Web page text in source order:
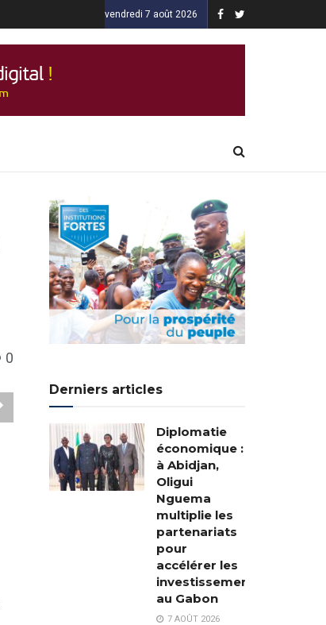
vendredi 7 août 2026
0
Derniers articles
Diplomatie
économique :
à Abidjan,
Oligui
Nguema
multiplie les
partenariats
pour
accélérer les
investissements
au Gabon
7 AOÛT 2026